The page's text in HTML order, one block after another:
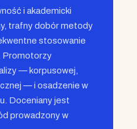
i akademicki
trafny dobór metody
stosowanie
Promotorzy
— korpusowej,
— i osadzenie w
Doceniany jest
prowadzony w